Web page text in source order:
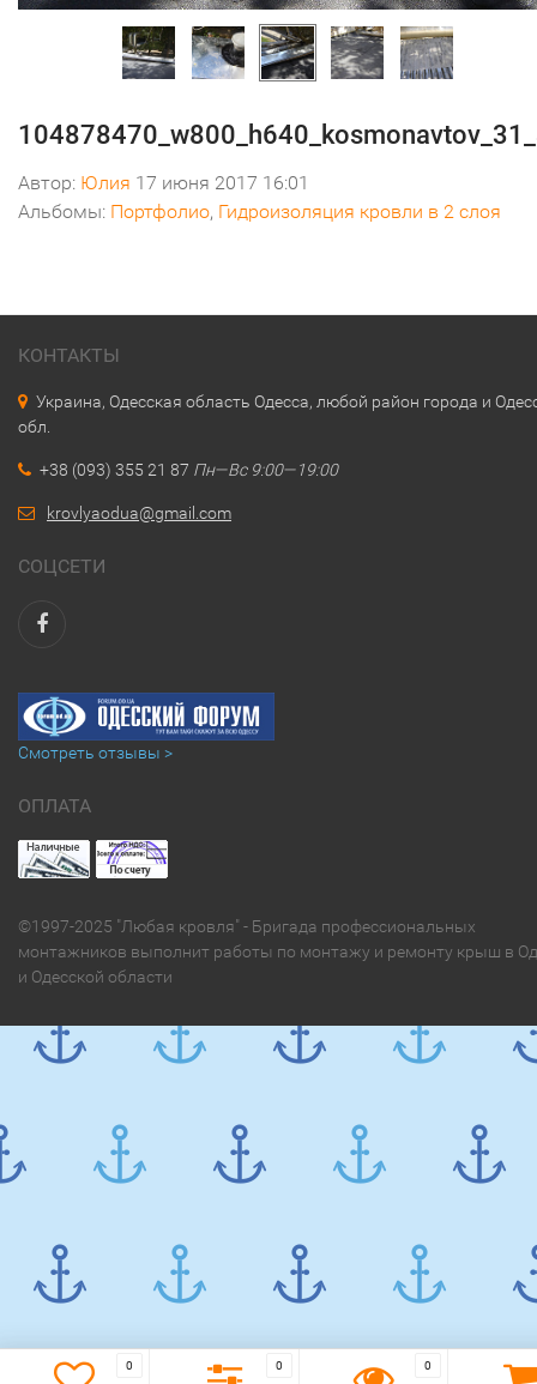
Автор: Юлия 17 июня 2017 16:01
Альбомы: Портфолио, Гидроизоляция кровли в 2 слоя
КОНТАКТЫ
Украина, Одесская область Одесса, любой район города и
обл.
+38 (093) 355 21 87 Пн—Вс 9:00—19:00
krovlyaodua@gmail.com
СОЦСЕТИ
Смотреть отзывы >
ОПЛАТА
©1997-2025 "Любая кровля" - Бригада профессиональных
монтажников выполнит работы по монтажу и ремонту крыш в
и Одесской области
0 0 0